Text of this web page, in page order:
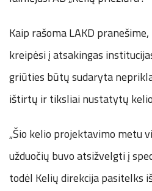
Kaip rašoma LAKD
kreipėsi į atsakingas
griūties būtų sudaryta
ištirtų ir tiksliai nustatytų
„Šio kelio projektavimo metu
užduočių buvo atsižvelgti į
todėl Kelių direkcija pasitelks